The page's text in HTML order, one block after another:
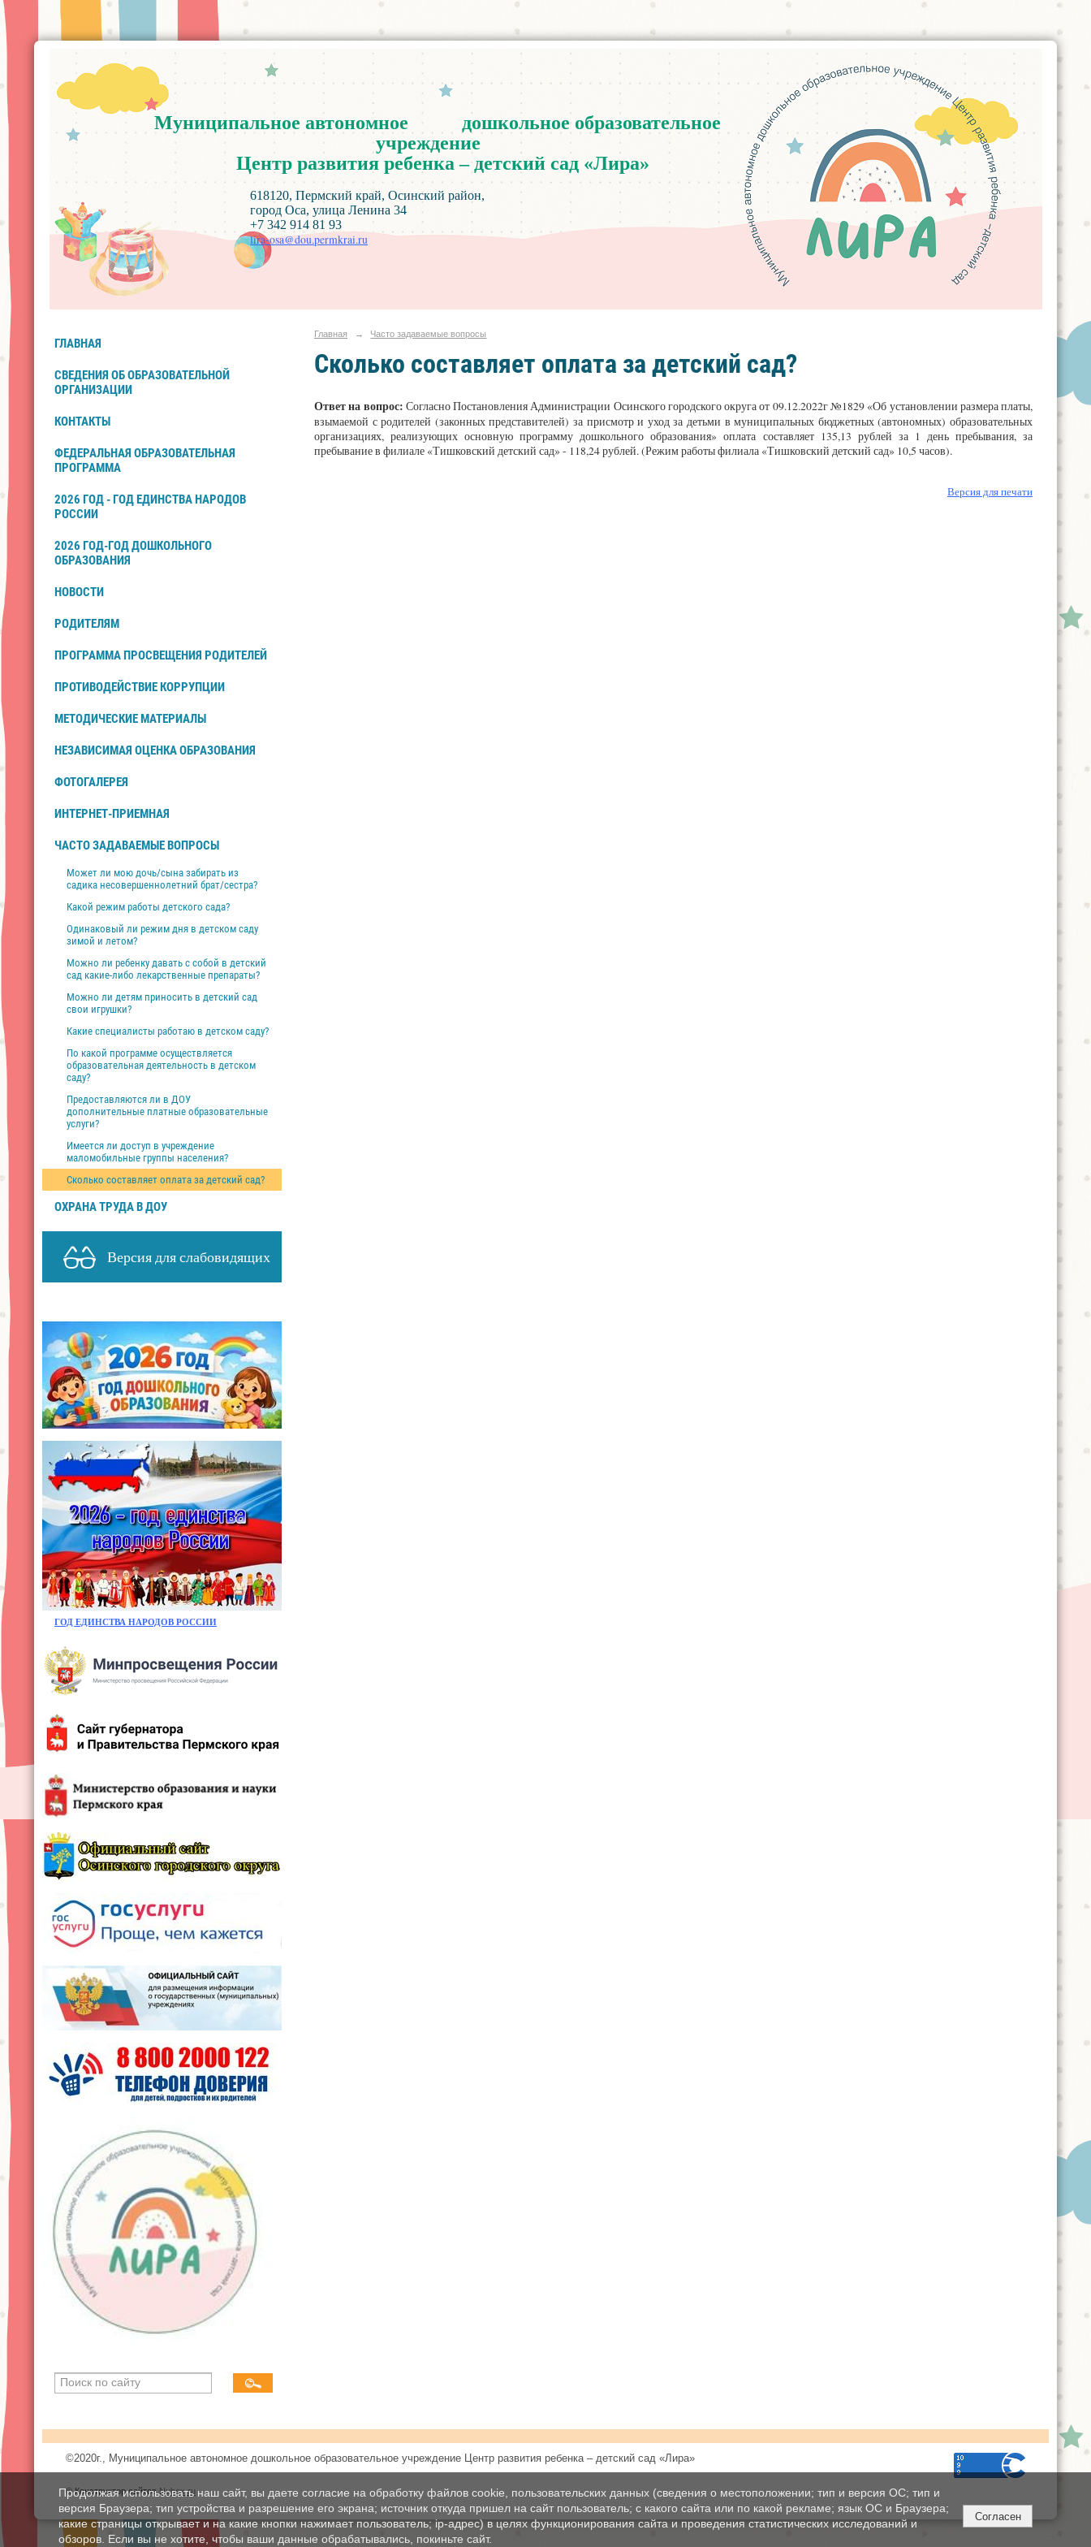
Муниципальное автономное дошкольноеобразовательное
учреждение
Центр развития ребенка –детский сад«Лира»
618120, Пермский край, Осинский район,
город Оса, улица Ленина 34
+7 342 914 81 93
lira-osa@dou.permkrai.ru
ГЛАВНАЯ
СВЕДЕНИЯ ОБ ОБРАЗОВАТЕЛЬНОЙ
ОРГАНИЗАЦИИ
КОНТАКТЫ
ФЕДЕРАЛЬНАЯ ОБРАЗОВАТЕЛЬНАЯ
ПРОГРАММА
2026 ГОД - ГОД ЕДИНСТВА НАРОДОВ
РОССИИ
2026 ГОД-ГОД ДОШКОЛЬНОГО
ОБРАЗОВАНИЯ
НОВОСТИ
РОДИТЕЛЯМ
ПРОГРАММА ПРОСВЕЩЕНИЯ РОДИТЕЛЕЙ
ПРОТИВОДЕЙСТВИЕ КОРРУПЦИИ
МЕТОДИЧЕСКИЕ МАТЕРИАЛЫ
НЕЗАВИСИМАЯ ОЦЕНКА ОБРАЗОВАНИЯ
ФОТОГАЛЕРЕЯ
ИНТЕРНЕТ-ПРИЕМНАЯ
ЧАСТО ЗАДАВАЕМЫЕ ВОПРОСЫ
Может ли мою дочь/сына забирать из
садика несовершеннолетний брат/сестра?
Какой режим работы детского сада?
Одинаковый ли режим дня в детском саду
зимой и летом?
Можно ли ребенку давать с собой в детский
сад какие-либо лекарственные препараты?
Можно ли детям приносить в детский сад
свои игрушки?
Какие специалисты работаю в детском саду?
По какой программе осуществляется
образовательная деятельность в детском
саду?
Предоставляются ли в ДОУ
дополнительные платные образовательные
услуги?
Имеется ли доступ в учреждение
маломобильные группы населения?
Сколько составляет оплата за детский сад?
ОХРАНА ТРУДА В ДОУ
Версия для слабовидящих
ГОД ЕДИНСТВА НАРОДОВ РОССИИ
Главная → Часто задаваемые вопросы
Сколько составляет оплата за детский сад?
Ответ на вопрос: Согласно Постановления Администрации Осинского городского округа от 09.12.2022г №1829 «Об установлении размера платы,
взымаемой с родителей (законных представителей) за присмотр и уход за детьми в муниципальных бюджетных (автономных) образовательных
организациях, реализующих основную программу дошкольного образования» оплата составляет 135,13 рублей за 1 день пребывания, за
пребывание в филиале «Тишковский детский сад» - 118,24 рублей. (Режим работы филиала «Тишковский детский сад» 10,5 часов).
Версия для печати
©2020г., Муниципальное автономное дошкольное образовательное учреждение Центр развития ребенка – детский сад «Лира»
© Конструктор сайтов Nubex.ru
Продолжая использовать наш сайт, вы даете согласие на обработку файлов cookie, пользовательских данных (сведения о местоположении; тип и версия ОС; тип и
версия Браузера; тип устройства и разрешение его экрана; источник откуда пришел на сайт пользователь; с какого сайта или по какой рекламе; язык ОС и Браузера;
какие страницы открывает и на какие кнопки нажимает пользователь; ip-адрес) в целях функционирования сайта и проведения статистических исследований и
обзоров. Если вы не хотите, чтобы ваши данные обрабатывались, покиньте сайт.
Согласен